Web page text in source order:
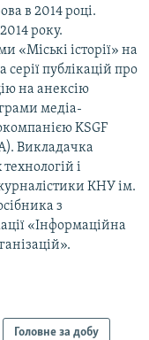
в 2014 році.
року.
«Міські історії» на
серії публікацій про
на анексію
медіа-
KSGF
Викладачка
і
КНУ ім.
з
«Інформаційна
Головне за добу